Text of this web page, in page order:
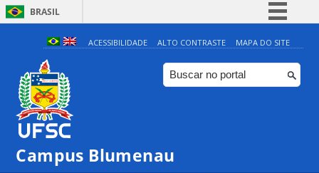
BRASIL
Simplifique!
Comunica BR
Participe
ACESSIBILIDADE ALTO CONTRASTE MAPA DO SITE
Campus Blumenau